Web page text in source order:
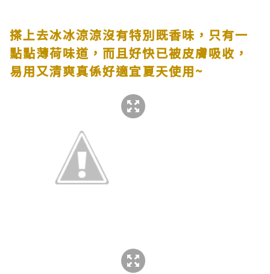
搽上去冰冰涼涼沒有特別既香味，只有一
點點薄荷味道，而且好快已被皮膚吸收，
易用又清爽真係好適宜夏天使用~